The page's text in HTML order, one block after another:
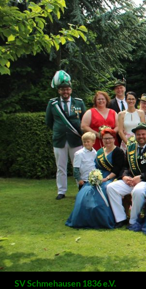
SV Schmehausen 1836 e.V.